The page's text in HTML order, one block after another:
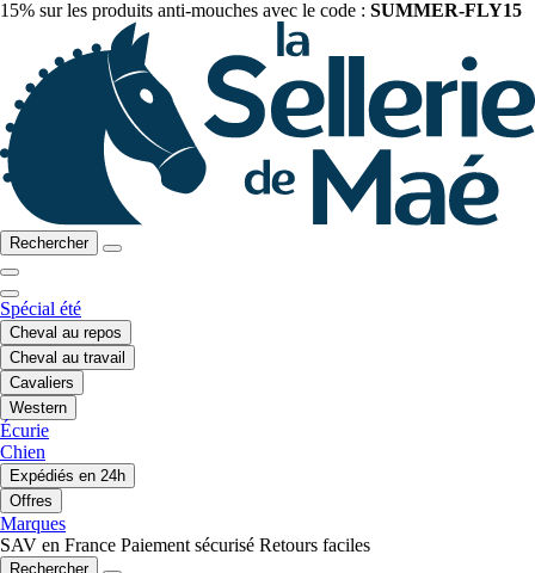
15% sur les produits anti-mouches avec le code : SUMMER-FLY15
Rechercher
Spécial été
Cheval au repos
Cheval au travail
Cavaliers
Western
Écurie
Chien
Expédiés en 24h
Offres
Marques
SAV en France Paiement sécurisé Retours faciles
Rechercher